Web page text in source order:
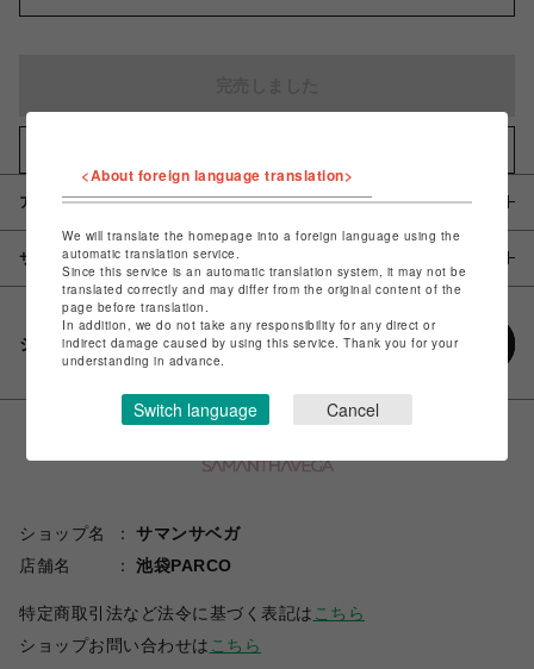
アイテム説明 / 素材
サイズ
シェアする
ショップ名
サマンサベガ
店舗名
池袋PARCO
特定商取引法など法令に基づく表記は こちら
ショップお問い合わせは こちら
<About foreign language translation>
We will translate the homepage into a foreign language using the
automatic translation service.
Since this service is an automatic translation system, it may not be
translated correctly and may differ from the original content of the
page before translation.
In addition, we do not take any responsibility for any direct or
indirect damage caused by using this service. Thank you for your
understanding in advance.
Switch language Cancel